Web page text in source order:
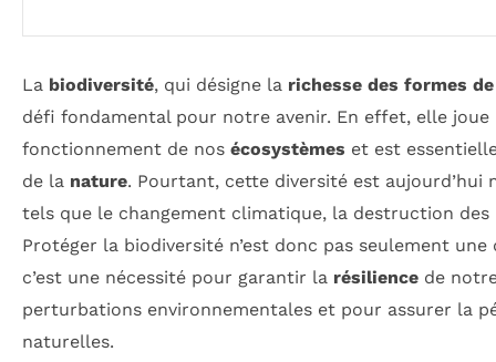
La biodiversité, qui désigne la richesse des formes
défi fondamental pour notre avenir. En effet, elle
fonctionnement de nos écosystèmes et est
de la nature. Pourtant, cette diversité est aujourd’hui
tels que le changement climatique, la destruction
Protéger la biodiversité n’est donc pas seulement
c’est une nécessité pour garantir la résilience de
perturbations environnementales et pour assurer la
naturelles.